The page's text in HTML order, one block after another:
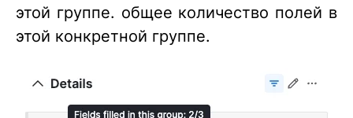
этой группе. общее количество полей в
этой конкретной группе.